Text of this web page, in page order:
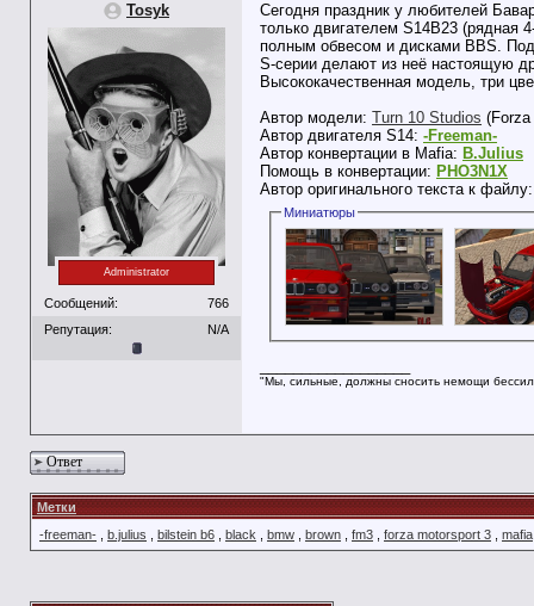
Tosyk
Administrator
Сообщений:
766
Репутация:
N/A
Сегодня праздник у любителей
только двигателем S14B23 (рядная
полным обвесом и дисками BBS.
S-серии делают из неё настоящую
Высококачественная модель, три
Автор модели: Turn 10 Studios
Автор двигателя S14: -Freeman-
Автор конвертации в Mafia: B.Julius
Помощь в конвертации: PHO3N1X
Автор оригинального текста к
Миниатюры
"Мы, сильные, должны сносить немощи
Ответ
Метки
-freeman-
b.julius bilstein b6 black bmw brown fm3 forza motorsport 3 mafia